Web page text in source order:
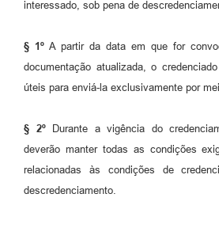
interessado, sob pena de
§ 1º A partir da data em que for
documentação atualizada, o
úteis para enviá-la exclusivamente por
§ 2ºDurante a vigência do
deverão manter todas as condições
relacionadas às condições de
descredenciamento.